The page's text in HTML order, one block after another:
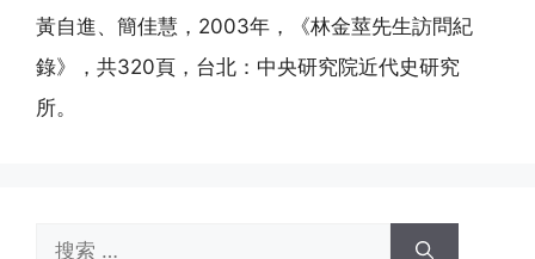
黃自進、簡佳慧，2003年，《林金莖先生訪問紀
錄》，共320頁，台北：中央研究院近代史研究
所。